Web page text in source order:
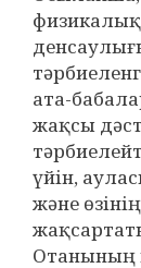
ата-
жақсы
үйін,
және
Отанының